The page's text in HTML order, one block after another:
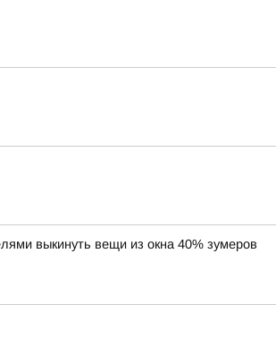
выкинуть вещи из окна 40% зумеров